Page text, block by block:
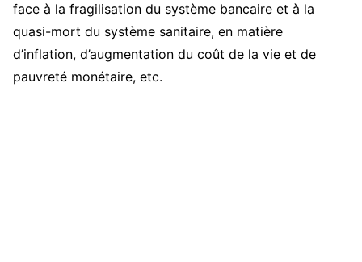
face à la fragilisation du système bancaire et à la
quasi-mort du système sanitaire, en matière
d’inflation, d’augmentation du coût de la vie et de
pauvreté monétaire, etc.